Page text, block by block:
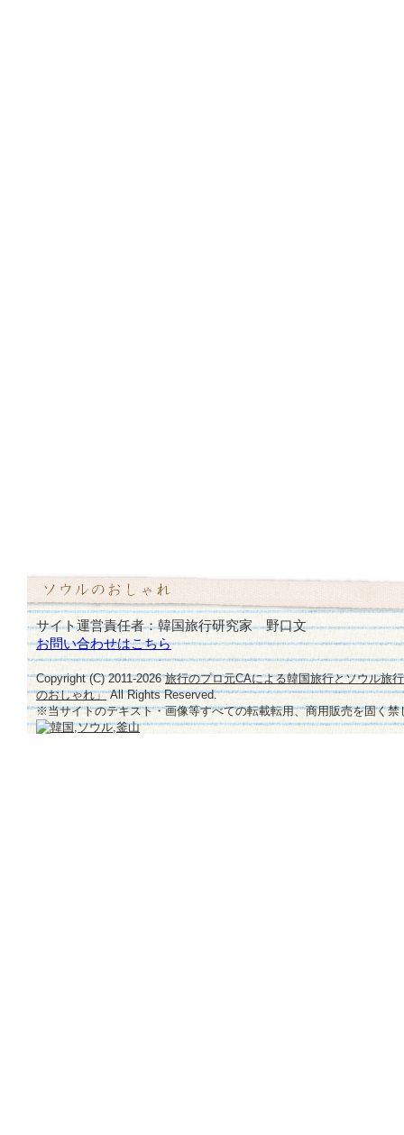
サイト運営責任者：韓国旅行研究家 野口文
お問い合わせはこちら
Copyright (C) 2011-2026旅行のプロ元CAによる韓国旅行とソウル旅
のおしゃれ」All Rights Reserved.
※当サイトのテキスト・画像等すべての転載転用、商用販売を固く禁